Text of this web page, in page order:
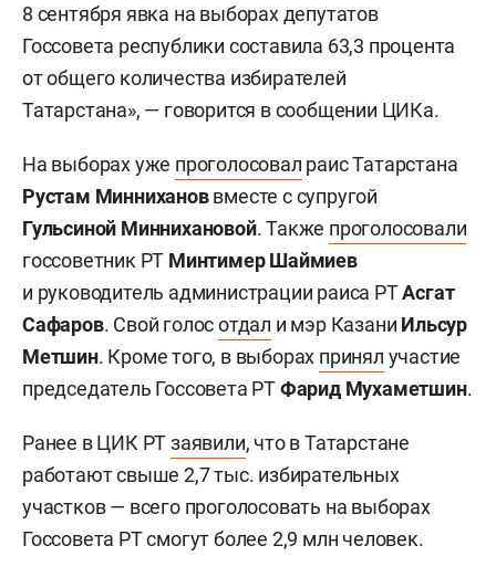
8 сентября явка на выборах депутатов
Госсовета республики составила 63,3 процента
от общего количества избирателей
Татарстана», — говорится в сообщении ЦИКа.
На выборах уже проголосовал раис Татарстана
Рустам Миннихановвместе с супругой
Гульсиной Миннихановой. Также проголосовали
госсоветник РТ Минтимер Шаймиев
и руководитель администрации раиса РТАсгат
Сафаров. Свой голосотдал и мэр Казани Ильсур
Метшин. Кроме того, в выборах принял участие
председатель Госсовета РТФарид Мухаметшин.
Ранее в ЦИК РТзаявили, что в Татарстане
работают свыше 2,7 тыс. избирательных
участков — всего проголосовать на выборах
Госсовета РТ смогут более 2,9 млн человек.